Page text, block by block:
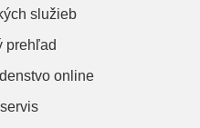
služieb
prehľad
online